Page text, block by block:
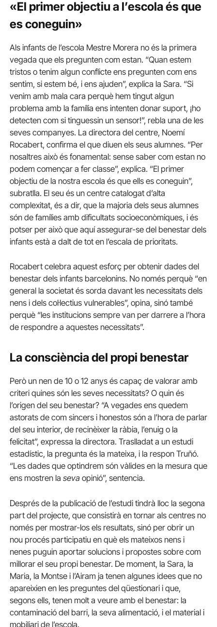
«El primer objectiu a l’escola és que
es coneguin»
Als infants de l’escola Mestre Morera no és la primera
vegada que els pregunten com estan. “Quan estem
tristos o tenim algun conflicte ens pregunten com ens
sentim, si estem bé, i ens ajuden”, explica la Sara. “Si
venim amb mala cara perquè hem tingut algun
problema amb la família ens intenten donar suport, ¡ho
detecten com si tinguessin un sensor!”, rebla una de les
seves companyes. La directora del centre, Noemí
Rocabert, confirma el que diuen els seus alumnes. “Per
nosaltres això és fonamental: sense saber com estan no
podem començar a fer classe”, explica. “El primer
objectiu de la nostra escola és que ells es coneguin”,
subratlla. El seu és un centre catalogat d’alta
complexitat, és a dir, que la majoria dels seus alumnes
són de famílies amb dificultats socioeconòmiques, i és
potser per això que aquí assegurar-se del benestar dels
infants està a dalt de tot en l’escala de prioritats.
Rocabert celebra aquest esforç per obtenir dades del
benestar dels infants barcelonins. No només perquè “en
general la societat és sorda davant les necessitats dels
nens i dels col·lectius vulnerables”, opina, sinó també
perquè “les institucions sempre van per darrere a l’hora
de respondre a aquestes necessitats”.
La consciència del propi benestar
Però un nen de 10 o 12 anys és capaç de valorar amb
criteri quines són les seves necessitats? O quin és
l’origen del seu benestar? “A vegades ens quedem
astorats de com sincers i honestos són a l’hora de parlar
del seu interior, de recinèixer la ràbia, l’enuig o la
felicitat”, expressa la directora. Traslladat a un estudi
estadístic, la pregunta és la mateixa, i la respon Truñó.
“Les dades que optindrem són vàlides en la mesura que
ens mostren la seva opinió”, sentencia.
Després de la publicació de l’estudi tindrà lloc la segona
part del projecte, que consistirà en tornar als centres no
només per mostrar-los els resultats, sinó per obrir un
nou procés participatiu en què els mateixos nens i
nenes puguin aportar solucions i propostes sobre com
millorar el seu propi benestar. De moment, la Sara, la
Maria, la Montse i l’Airam ja tenen algunes idees que no
apareixien en les preguntes del qüestionari i que,
segons ells, tenen molt a veure amb el benestar: la
contaminació del barri, la seva alimentació, i el material i
mobiliari de l’escola.